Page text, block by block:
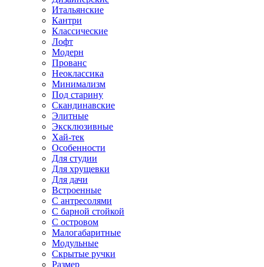
Итальянские
Кантри
Классические
Лофт
Модерн
Прованс
Неоклассика
Минимализм
Под старину
Скандинавские
Элитные
Эксклюзивные
Хай-тек
Особенности
Для студии
Для хрущевки
Для дачи
Встроенные
С антресолями
С барной стойкой
С островом
Малогабаритные
Модульные
Скрытые ручки
Размер